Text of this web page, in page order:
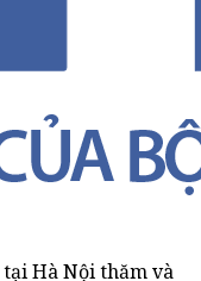
Hà Nội thăm và